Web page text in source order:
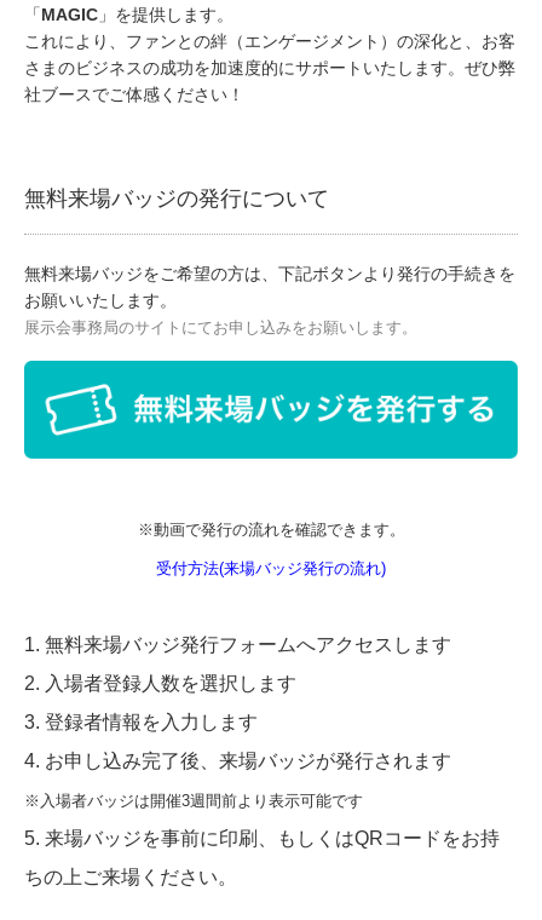
「MAGIC 」を提供します。
これにより、ファンとの絆（エンゲージメント）の深化と、お客
さまのビジネスの成功を加速度的にサポートいたします。ぜひ弊
社ブースでご体感ください！​
無料来場バッジの発行について
無料来場バッジをご希望の方は、下記ボタンより発行の手続きを
お願いいたします。
展示会事務局のサイトにてお申し込みをお願いします。
※動画で発行の流れを確認できます。
受付方法(来場バッジ発行の流れ)
1. 無料来場バッジ発行フォームへアクセスします
2. 入場者登録人数を選択します
3. 登録者情報を入力します
4. お申し込み完了後、来場バッジが発行されます
※入場者バッジは開催3週間前より表示可能です
5. 来場バッジを事前に印刷、もしくはQRコードをお持
ちの上ご来場ください。